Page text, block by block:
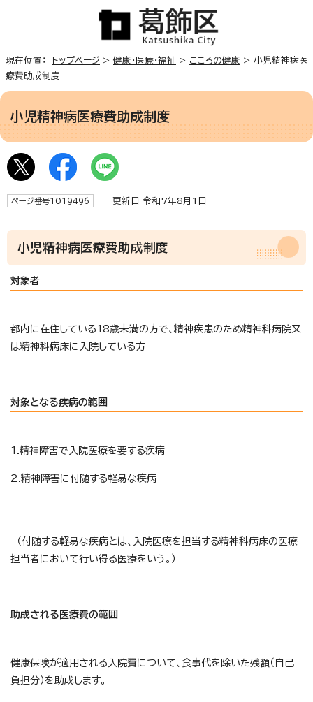
現在位置： トップページ > 健康・医療・福祉 > こころの健康 > 小児精神病医
療費助成制度
小児精神病医療費助成制度
ページ番号1019496 更新日 令和7年8月1日
小児精神病医療費助成制度
対象者
都内に在住している18歳未満の方で、精神疾患のため精神科病院又
は精神科病床に入院している方
対象となる疾病の範囲
1.精神障害で入院医療を要する疾病
2.精神障害に付随する軽易な疾病
（付随する軽易な疾病とは、入院医療を担当する精神科病床の医療
担当者において行い得る医療をいう。）
助成される医療費の範囲
健康保険が適用される入院費について、食事代を除いた残額（自己
負担分）を助成します。